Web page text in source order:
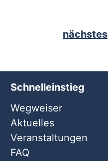
nächstes
Schnelleinstieg
Wegweiser
Aktuelles
Veranstaltungen
FAQ